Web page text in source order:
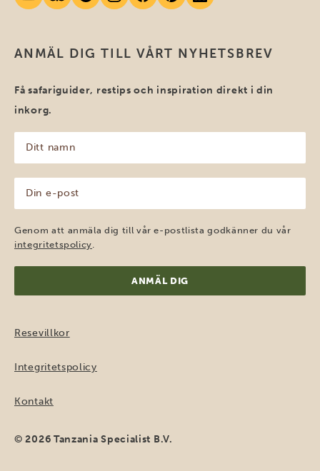
ANMÄL DIG TILL VÅRT NYHETSBREV
Få safariguider, restips och inspiration direkt i din
inkorg.
namn
(Obligatoriskt)
post
(Obligatoriskt)
Genom att anmäla dig till vår e-postlista godkänner du vår
integritetspolicy.
Resevillkor
Integritetspolicy
Kontakt
© 2026 Tanzania Specialist B.V.